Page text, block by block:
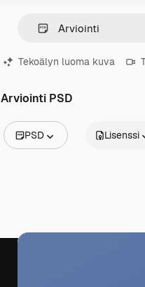
Tekoälyn luoma kuva
Arviointi PSD
PSD
Videot
Lisenssi